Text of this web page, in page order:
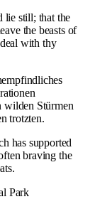
lie still; that the
the beasts of
with thy
wilden Stürmen
trotzten.
has supported
braving the
Park